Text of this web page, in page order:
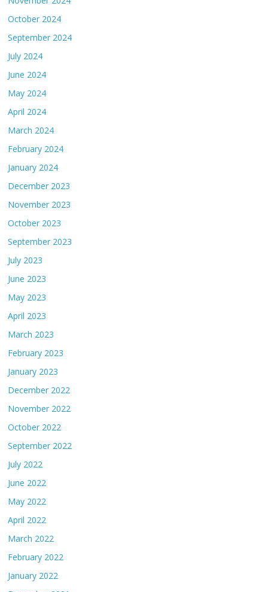
October 2024
September 2024
July 2024
June 2024
May 2024
April 2024
March 2024
February 2024
January 2024
December 2023
November 2023
October 2023
September 2023
July 2023
June 2023
May 2023
April 2023
March 2023
February 2023
January 2023
December 2022
November 2022
October 2022
September 2022
July 2022
June 2022
May 2022
April 2022
March 2022
February 2022
January 2022